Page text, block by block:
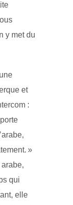
y met du
et
:
»
qui
elle